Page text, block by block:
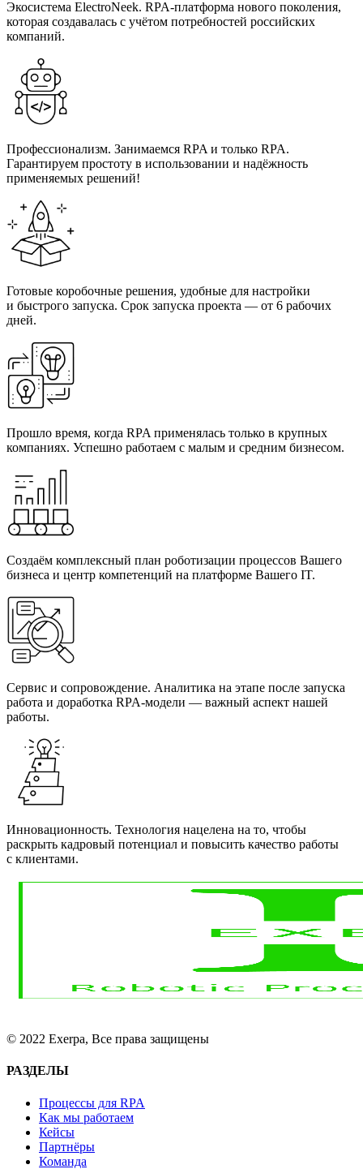
Экосиcтема ElectroNeek. RPA-платформа нового поколения,
которая создавалась с учётом потребностей российских
компаний.
Профессионализм. Занимаемся RPA и только RPA.
Гарантируем простоту в использовании и надёжность
применяемых решений!
Готовые коробочные решения, удобные для настройки
и быстрого запуска. Срок запуска проекта — от 6 рабочих
дней.
Прошло время, когда RPA применялась только в крупных
компаниях. Успешно работаем с малым и средним бизнесом.
Создаём комплексный план роботизации процессов Вашего
бизнеса и центр компетенций на платформе Вашего IT.
Сервис и сопровождение. Аналитика на этапе после запуска
работа и доработка RPA-модели — важный аспект нашей
работы.
Инновационность. Технология нацелена на то, чтобы
раскрыть кадровый потенциал и повысить качество работы
с клиентами.
© 2022 Exerpa, Все права защищены
РАЗДЕЛЫ
Процессы для RPA
Как мы работаем
Кейсы
Партнёры
Команда